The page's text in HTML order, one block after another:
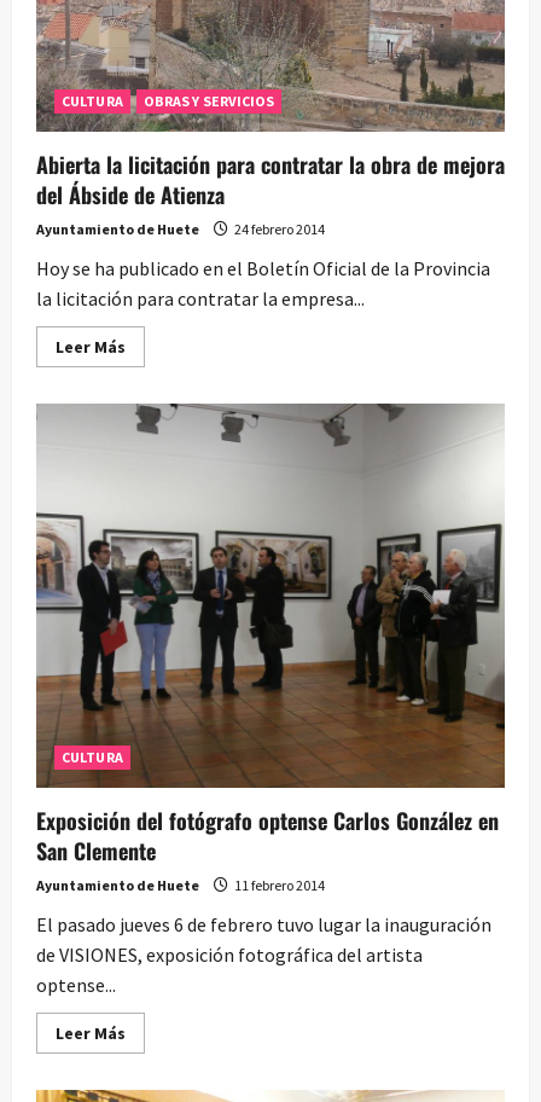
CULTURA OBRAS Y SERVICIOS
Abierta la licitación para contratar la obra de mejora
del Ábside de Atienza
Ayuntamiento de Huete 24 febrero 2014
Hoy se ha publicado en el Boletín Oficial de la Provincia
la licitación para contratar la empresa...
Leer Más
más
Abierta
la
de
mejora
del
Ábside
de
Atienza
CULTURA
Exposición del fotógrafo optense Carlos González en
San Clemente
Ayuntamiento de Huete 11 febrero 2014
El pasado jueves 6 de febrero tuvo lugar la inauguración
de VISIONES, exposición fotográfica del artista
optense...
Leer Más
más